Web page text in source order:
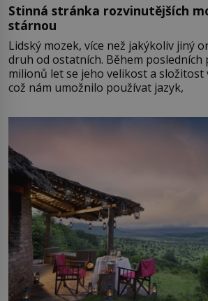
Stinná stránka rozvinutějších
stárnou
Lidský mozek, více než jakýkoliv jiný
druh od ostatních. Během posledních
milionů let se jeho velikost a složitost
což nám umožnilo používat jazyk,